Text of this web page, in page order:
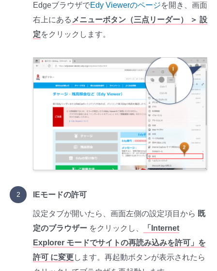
EdgeブラウザでEdy Viewerのページを開き、画面
右上にある メニューボタン（三点リーダー） ＞ 設
定をクリックします。
IEモードの許可
設定タブが開いたら、画面左側の設定項目から 既
定のブラウザー をクリックし、
「Internet
Explorer モードでサイトの再読み込みを許可」を
許可 に変更します。再起動ボタンが表示されたら